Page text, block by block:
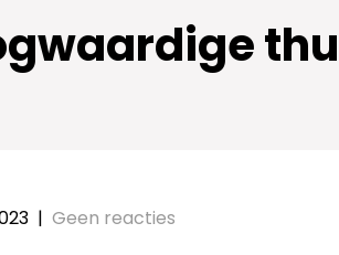
| Geen reacties